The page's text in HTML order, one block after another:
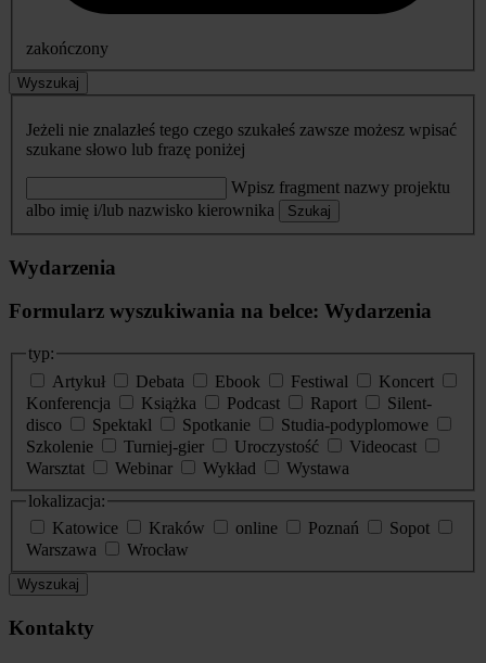
zakończony
Wyszukaj
Jeżeli nie znalazłeś tego czego szukałeś zawsze możesz wpisać
szukane słowo lub frazę poniżej
Wpisz fragment nazwy projektu
albo imię i/lub nazwisko kierownika
Szukaj
Wydarzenia
Formularz wyszukiwania na belce: Wydarzenia
typ:
Artykuł
Debata Ebook Festiwal
Koncert
Konferencja
Książka Podcast Raport
Silent-
disco
Spektakl Spotkanie
Studia-podyplomowe
Szkolenie
Turniej-gier Uroczystość
Videocast
Warsztat
Webinar Wykład
Wystawa
lokalizacja:
Katowice
Kraków online Poznań
Sopot
Warszawa
Wrocław
Wyszukaj
Kontakty